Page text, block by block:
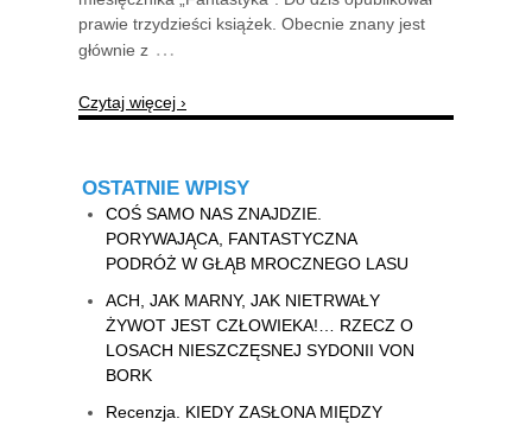
prawie trzydzieści książek. Obecnie znany jest
głównie z …
Czytaj więcej ›
OSTATNIE WPISY
COŚ SAMO NAS ZNAJDZIE.
PORYWAJĄCA, FANTASTYCZNA
PODRÓŻ W GŁĄB MROCZNEGO LASU
ACH, JAK MARNY, JAK NIETRWAŁY
ŻYWOT JEST CZŁOWIEKA!… RZECZ O
LOSACH NIESZCZĘSNEJ SYDONII VON
BORK
Recenzja. KIEDY ZASŁONA MIĘDZY